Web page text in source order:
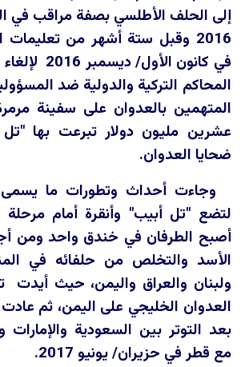
2016 وقبل ستة أشهر من
في كانون
المحاكم التركية والدولية ضد
المتهمين بالعدوان على سفينة
عشرين مليون دولار تبرعت بها "تل
ضحايا العدوان.
وجاءت أحداث وتطورات ما يسمى
لتضع "تل أبيب" وأنقرة أمام
أصبح الطرفان في خندق واحد ومن
الأسد والتخلص من حلفائه في
ولبنان والعراق واليمن، حيث أيدت
العدوان الخليجي على اليمن، ثم
بعد التوتر بين السعودية
مع قطر في حزيران/ يونيو 2017.